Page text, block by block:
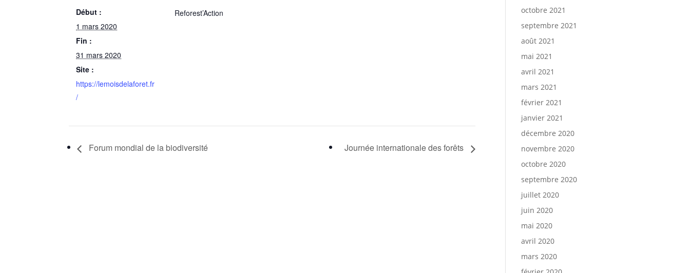
Début :
1 mars 2020
Fin :
31 mars 2020
Site :
https://lemoisdelaforet.fr
/
Reforest’Action
Forum mondial de la biodiversité Journée internationale des forêts
octobre 2021
septembre 2021
août 2021
mai 2021
avril 2021
mars 2021
février 2021
janvier 2021
décembre 2020
novembre 2020
octobre 2020
septembre 2020
juillet 2020
juin 2020
mai 2020
avril 2020
mars 2020